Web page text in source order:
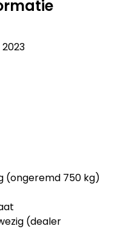
(ongeremd 750 kg)
(dealer